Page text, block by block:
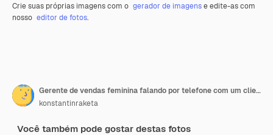
Crie suas próprias imagens com o gerador de imagense edite-as com
nosso editor de fotos.
Gerente de vendas feminina falando por telefone com um cliente sentada em um coworking moderno e trabalhando em um laptop
konstantinraketa
Você também pode gostar destas fotos